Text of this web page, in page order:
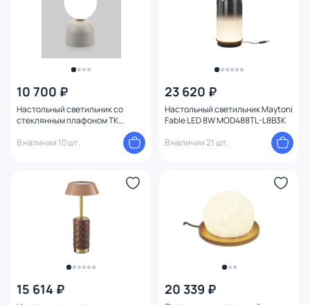
10 700 ₽
Настольный светильник со
стеклянным плафоном TK
В наличии 10 шт.
23 620 ₽
Настольный светильник Maytoni
Fable LED 8W MOD488TL-L8B3K
В наличии 21 шт.
15 614 ₽ 20 339 ₽
Конструкция
Мощность ламп